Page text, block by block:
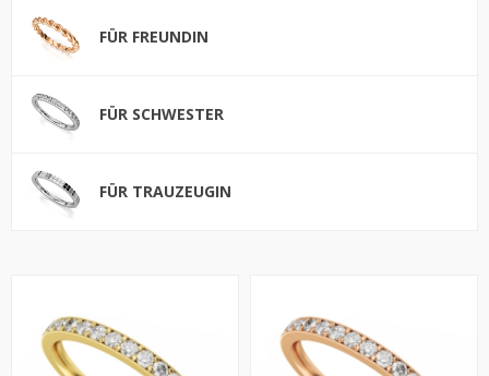
FÜR FREUNDIN
FÜR SCHWESTER
FÜR TRAUZEUGIN